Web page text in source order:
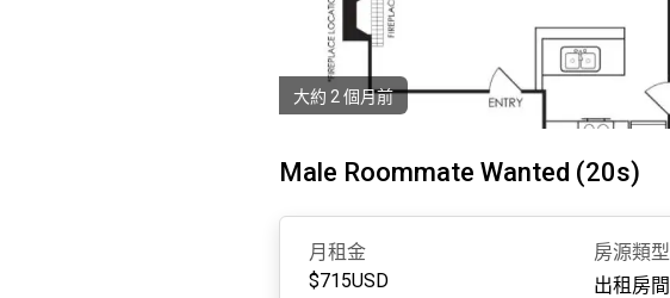
大約 2 個月前
Male Roommate Wanted (20s)
月租金
$715USD
房源類型
出租房間